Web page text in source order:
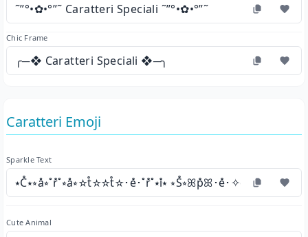
˜”°•✿•°”˜ Caratteri Speciali ˜”°•✿•°”˜
Chic Frame
╭─❖ Caratteri Speciali ❖─╮
Caratteri Emoji
Sparkle Text
⭑C̊⭑⭒å⭒˚r̊˚⭒å⭒✫t̊✫✫t̊✫･e̊･˚r̊˚⭑i̊⭑ ⭒S̊⭒ꕤp̊ꕤ･e̊･
Cute Animal